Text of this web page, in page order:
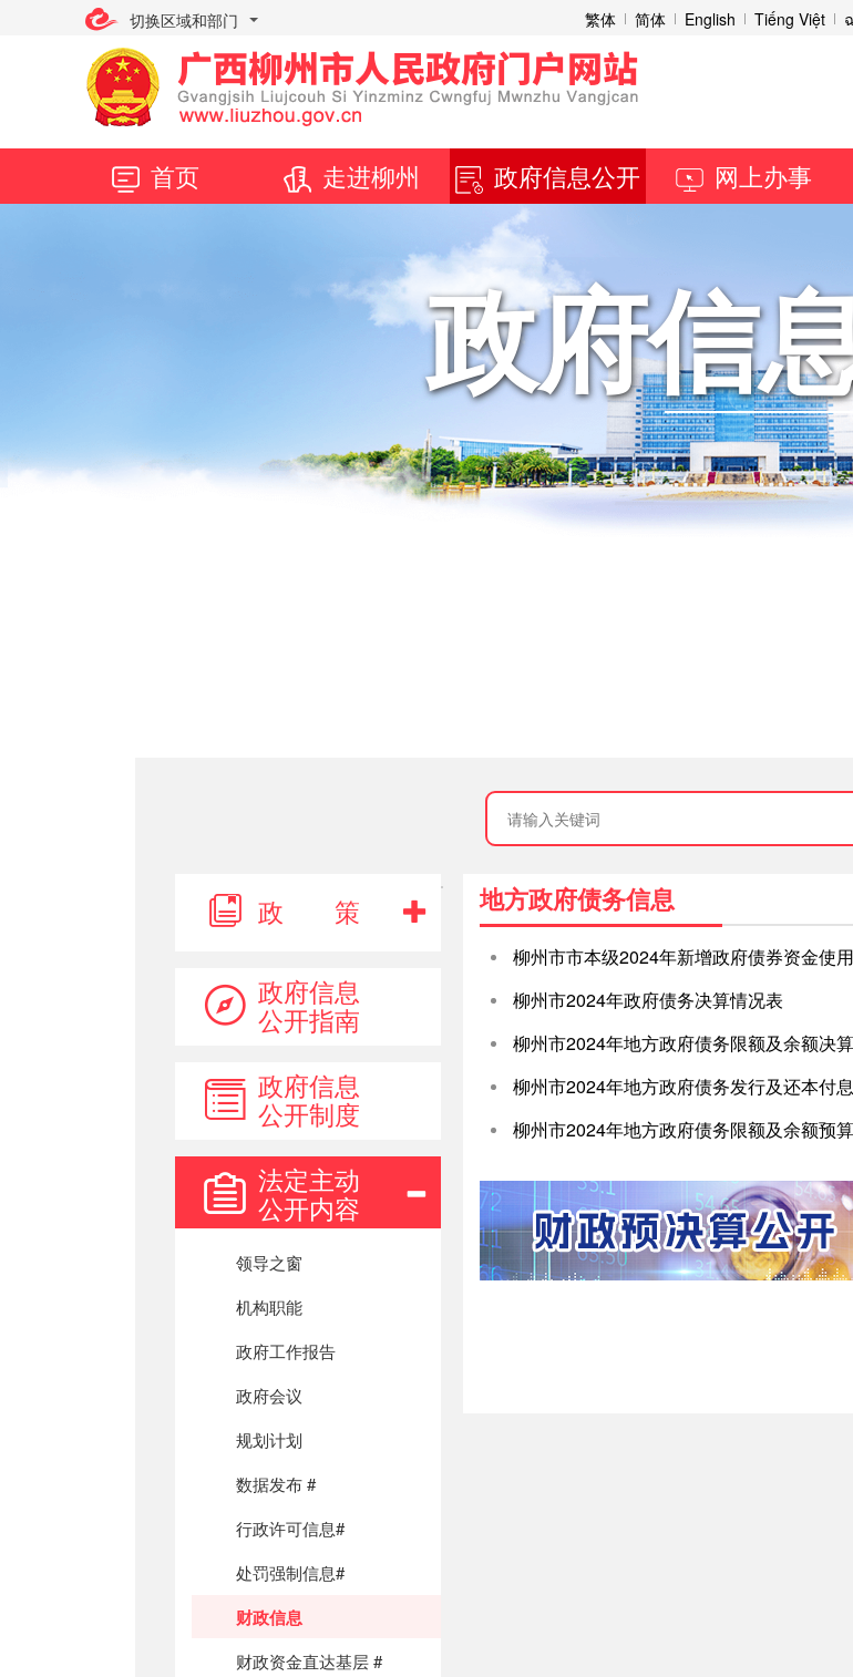
切换区域和部门 繁体 简体 English Tiếng Việt
首页 走进柳州 政府信息公开 网上办事
政府信
政 策
政府信息
公开指南
政府信息
公开制度
法定主动
公开内容
领导之窗
机构职能
政府工作报告
政府会议
规划计划
数据发布 #
行政许可信息#
处罚强制信息#
财政信息
财政资金直达基层 #